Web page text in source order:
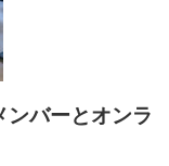
ンバーとオンラ